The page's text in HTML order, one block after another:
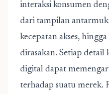
interaksi konsumen
dari tampilan
kecepatan akses,
dirasakan. Setiap detail
digital dapat
terhadap suatu merek.